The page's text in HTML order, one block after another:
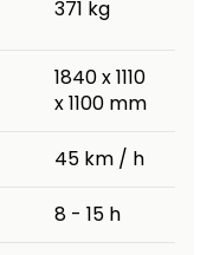
371 kg
1840 x 1110
x 1100 mm
45 km / h
8 - 15 h